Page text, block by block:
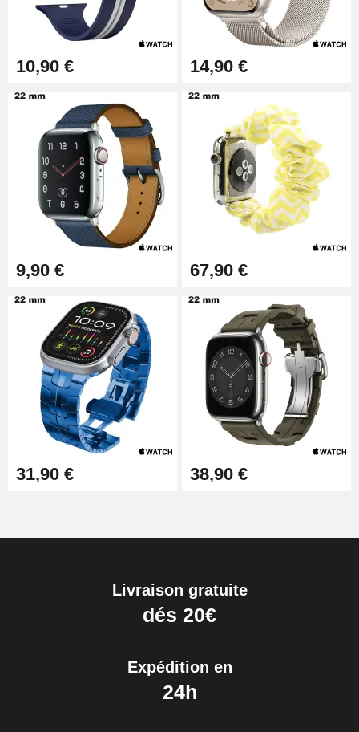
10,90 € 14,90 €
9,90 € 67,90 €
31,90 € 38,90 €
Livraison gratuite
dés 20€
Expédition en
24h